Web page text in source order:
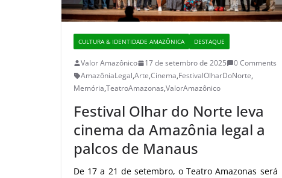
CULTURA & IDENTIDADE AMAZÔNICA DESTAQUE
Valor Amazônico 17 de setembro de 2025
0 Comments
AmazôniaLegal,Arte,Cinema,FestivalOlharDoNorte,
Memória,TeatroAmazonas,ValorAmazônico
Festival Olhar do Norte leva
cinema da Amazônia legal a
palcos de Manaus
De 17 a 21 de setembro, o Teatro Amazonas será